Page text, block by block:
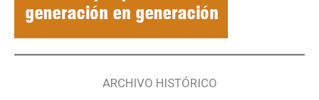
ARCHIVO HISTÓRICO